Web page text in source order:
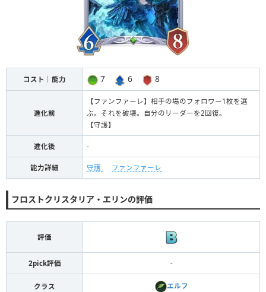
コスト｜能力 7 6 8
進化前
【ファンファーレ】相手の場のフォロワー1枚を選
ぶ。それを破壊。自分のリーダーを2回復。
【守護】
進化後 -
能力詳細 守護 ファンファーレ
フロストクリスタリア・エリンの評価
評価
2pick評価 -
クラス エルフ